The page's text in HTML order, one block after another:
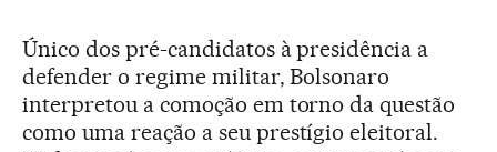
Único dos pré-candidatos à presidência a
defender o regime militar, Bolsonaro
interpretou a comoção em torno da questão
como uma reação a seu prestígio eleitoral.